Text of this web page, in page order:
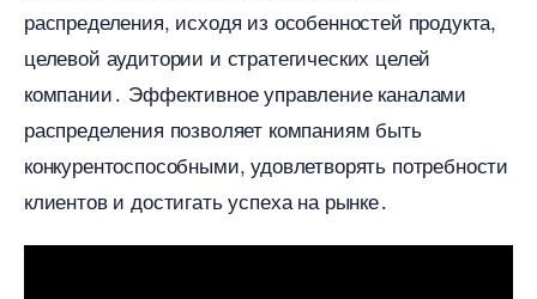
распределения, исходя из особенностей продукта,
целевой аудитории и стратегических целей
компании․ Эффективное управление каналами
распределения позволяет компаниям быть
конкурентоспособными, удовлетворять потребности
клиентов и достигать успеха на рынке․